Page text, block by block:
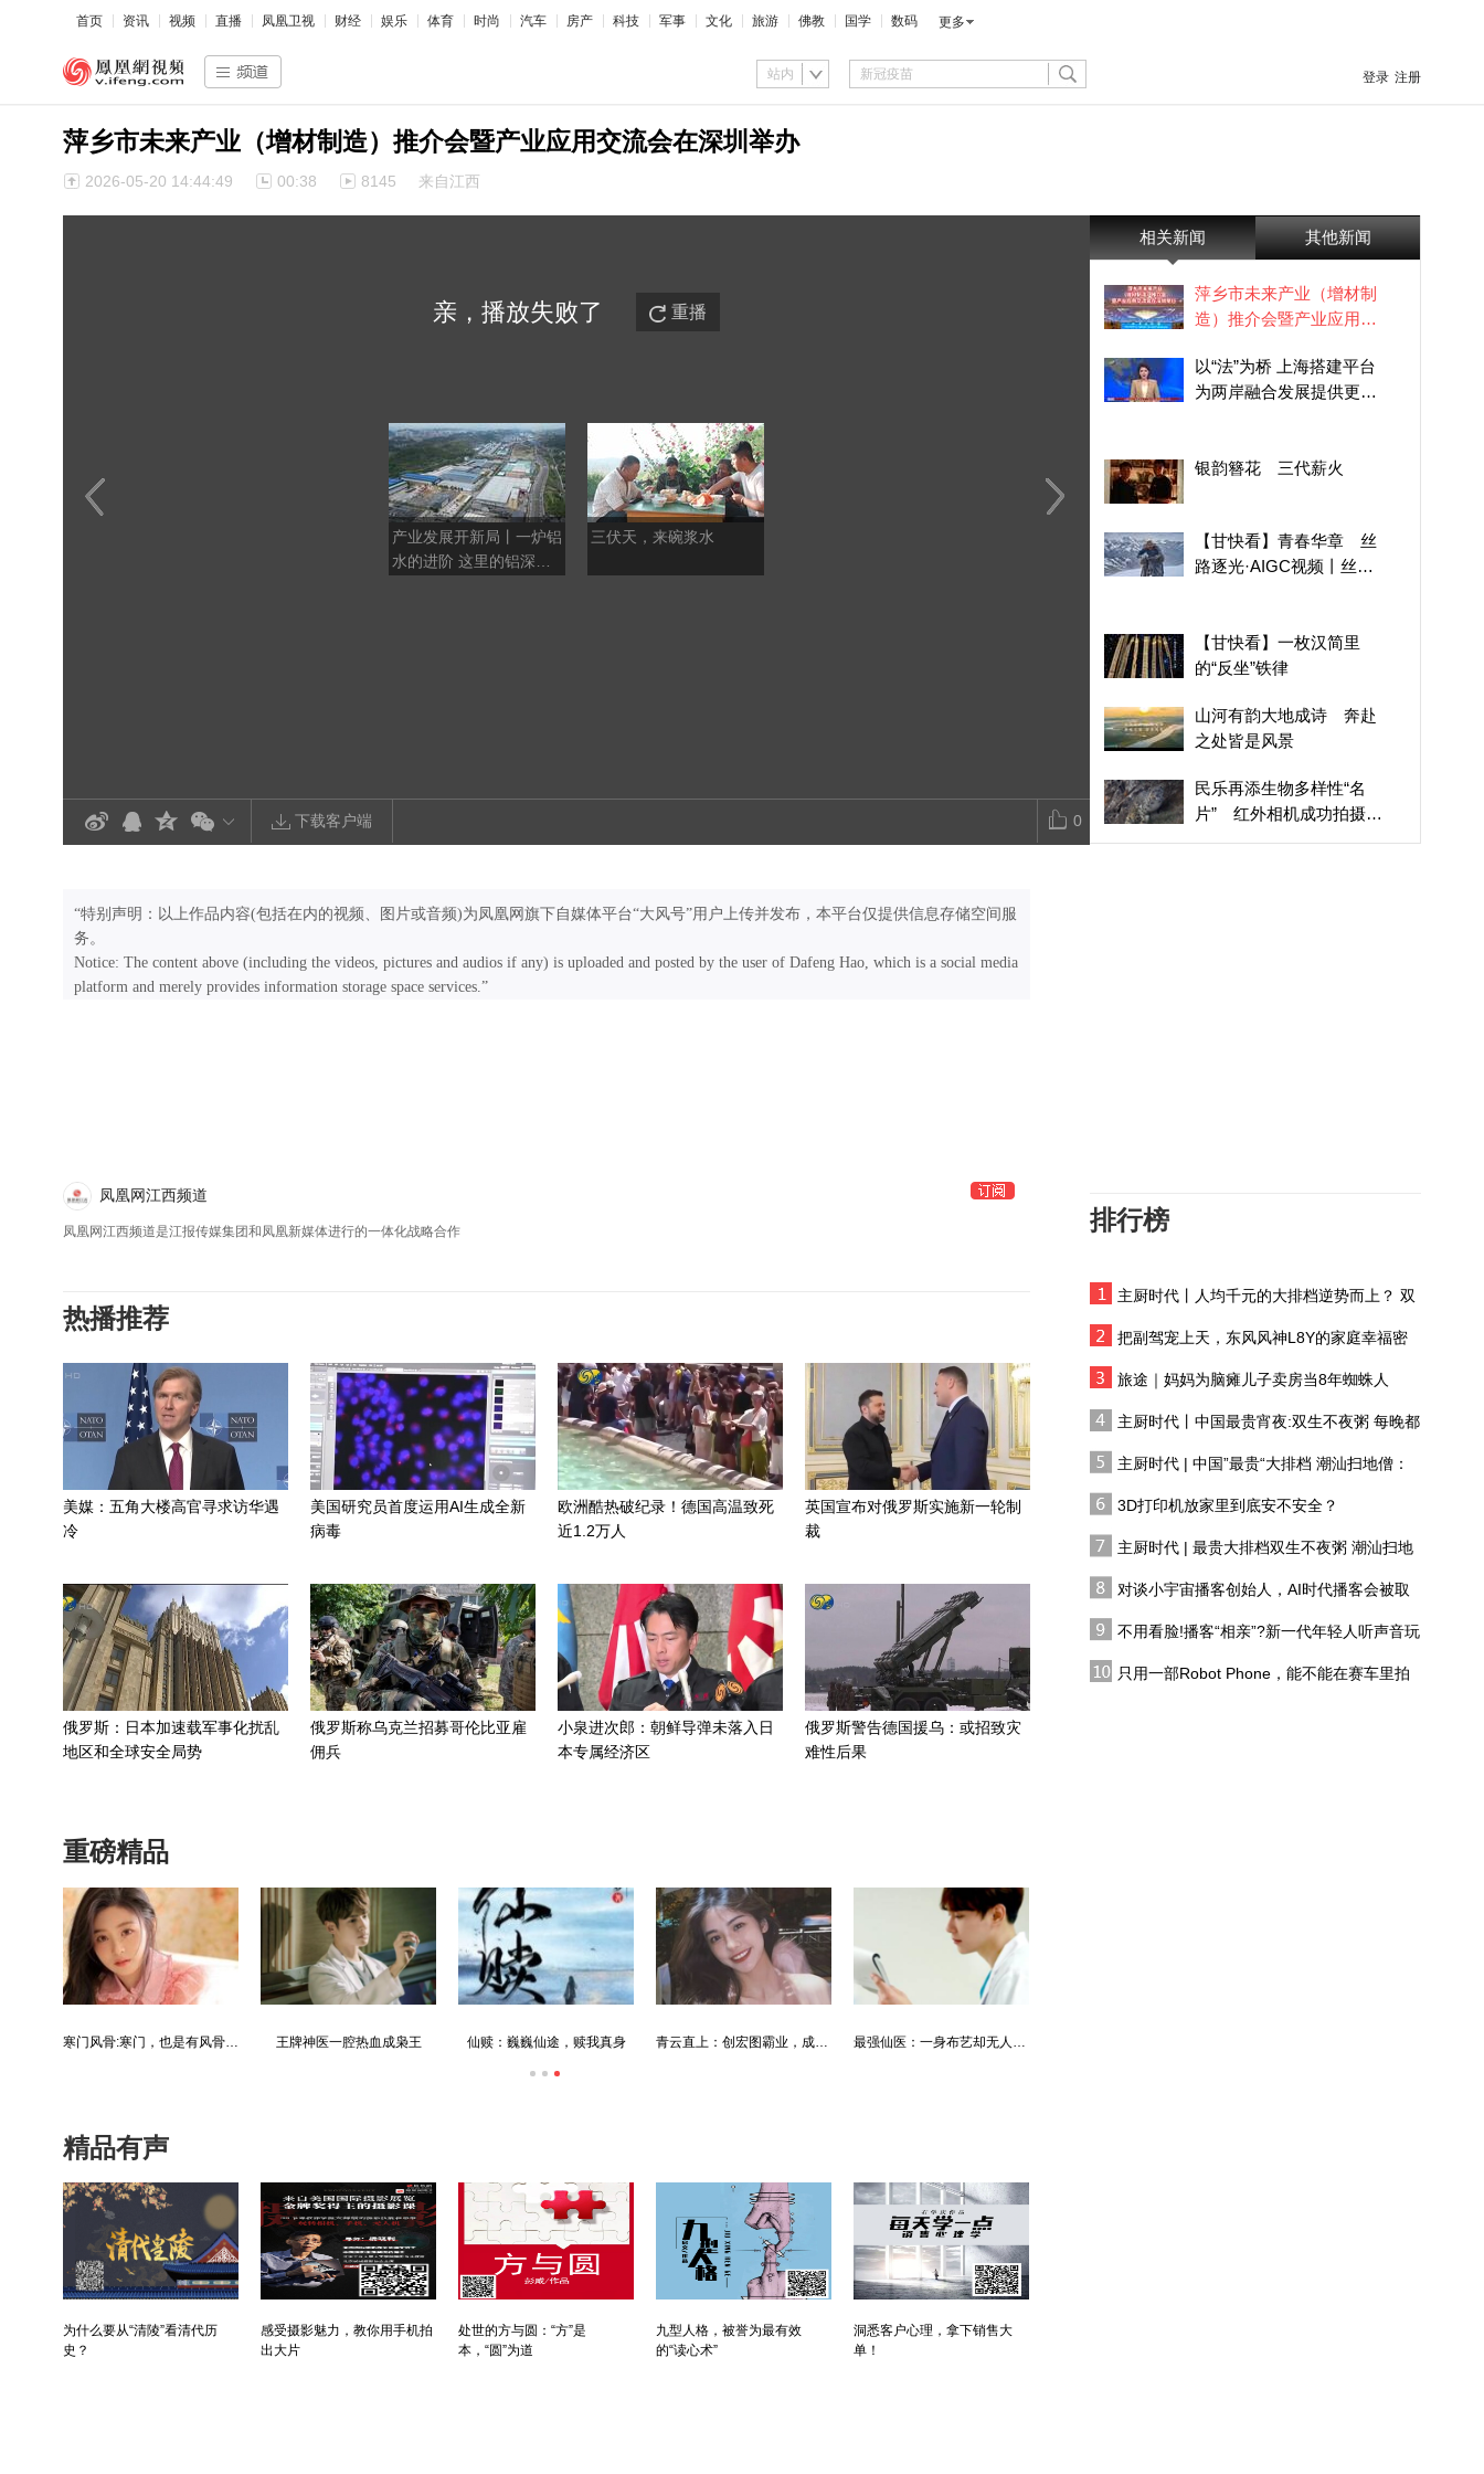
首页 资讯 视频 直播 凤凰卫视 财经 娱乐 体育 时尚 汽车 房产 科技 军事 文化 旅游 佛教 国学 数码 更多
站内 登录 注册
萍乡市未来产业（增材制造）推介会暨产业应用交流会在深圳举办
2026-05-20 14:44:49 00:38 8145 来自江西
亲，播放失败了 重播
产业发展开新局丨一炉铝
水的进阶 这里的铝深加
三伏天，来碗浆水
【甘快看】青春华章 丝
路逐光·AIGC视频丨丝路
【甘快看】祁连灵根 甘
肃民乐板蓝根
下载客户端 0
相关新闻 其他新闻
萍乡市未来产业（增材制
造）推介会暨产业应用交
以“法”为桥 上海搭建平台
为两岸融合发展提供更多
银韵簪花 三代薪火
【甘快看】青春华章 丝
路逐光·AIGC视频丨丝路
【甘快看】一枚汉简里
的“反坐”铁律
山河有韵大地成诗 奔赴
之处皆是风景
民乐再添生物多样性“名
片” 红外相机成功拍摄国
家一级保护动物雪豹
如果文物会说话丨我是南
下一任联合国秘书长，目
型弹药供应相对紧张
【甘快看】甘肃武威：冰
沟河四季美如画
产业发展开新局丨一炉铝
跑出产业加速度
三伏天，来碗浆水
“特别声明：以上作品内容(包括在内的视频、图片或音频)为凤凰网旗下自媒体平台“大风号”用户上传并发布，本平台仅提供信息存储空间服
务。
Notice: The content above (including the videos, pictures and audios if any) is uploaded and posted by the user of Dafeng Hao, which is a social media
platform and merely provides information storage space services.”
凤凰网江西频道
凤凰网江西频道是江报传媒集团和凤凰新媒体进行的一体化战略合作
热播推荐
美媒：五角大楼高官寻求访华遇
冷
美国研究员首度运用AI生成全新
病毒
欧洲酷热破纪录！德国高温致死
近1.2万人
英国宣布对俄罗斯实施新一轮制
裁
俄罗斯：日本加速载军事化扰乱
地区和全球安全局势
俄罗斯称乌克兰招募哥伦比亚雇
佣兵
小泉进次郎：朝鲜导弹未落入日
本专属经济区
俄罗斯警告德国援乌：或招致灾
难性后果
重磅精品
寒门风骨:寒门，也是有风骨的！ 王牌神医一腔热血成枭王 仙赎：巍巍仙途，赎我真身 青云直上：创宏图霸业，成人生赢家 最强仙医：一身布艺却无人不识
精品有声
为什么要从“清陵”看清代历
史？
感受摄影魅力，教你用手机拍
出大片
处世的方与圆：“方”是
本，“圆”为道
九型人格，被誉为最有效
的“读心术”
洞悉客户心理，拿下销售大
单！
排行榜
主厨时代丨人均千元的大排档逆势而上？ 双
把副驾宠上天，东风风神L8Y的家庭幸福密
旅途｜妈妈为脑瘫儿子卖房当8年蜘蛛人
主厨时代丨中国最贵宵夜:双生不夜粥 每晚都
主厨时代 | 中国”最贵“大排档 潮汕扫地僧：
3D打印机放家里到底安不安全？
主厨时代 | 最贵大排档双生不夜粥 潮汕扫地
对谈小宇宙播客创始人，AI时代播客会被取
不用看脸!播客“相亲”?新一代年轻人听声音玩
只用一部Robot Phone，能不能在赛车里拍